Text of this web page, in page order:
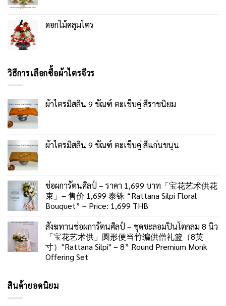
ดอกไม้คลุมไตร
วิธีการเลือกซื้อผ้าไตรจีวร
ผ้าไตรมิสลิน 9 ขัณฑ์ ตะเข็บคู่ สีราชนิยม
ผ้าไตรมิสลิน 9 ขัณฑ์ ตะเข็บคู่ สีแก่นขนุน
ช่อผการัตนศิลป์ – ราคา 1,699 บาท「宝花艺术供花
束」– 售价 1,699 泰铢 “Rattana Silpi Floral
Bouquet” – Price: 1,699 THB
สังฆทานช่อผการัตนศิลป์ – ชุดชะลอมปิ่นโตกลม 8 นิ้ว
「宝花艺术供」圆形便当竹编供僧礼篮（8英
寸）"Rattana Silpi" – 8” Round Premium Monk
Offering Set
สินค้ายอดนิยม